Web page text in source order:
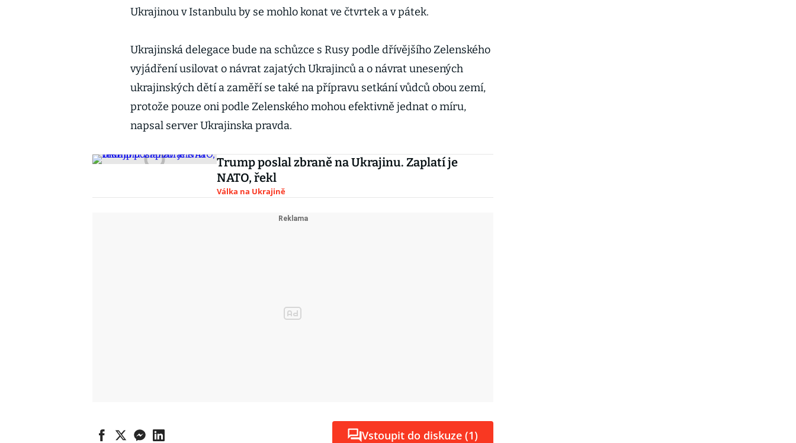
Ukrajinou v Istanbulu by se mohlo konat ve čtvrtek a v pátek.
Ukrajinská delegace bude na schůzce s Rusy podle dřívějšího Zelenského
vyjádření usilovat o návrat zajatých Ukrajinců a o návrat unesených
ukrajinských dětí a zaměří se také na přípravu setkání vůdců obou zemí,
protože pouze oni podle Zelenského mohou efektivně jednat o míru,
napsal server Ukrajinska pravda.
Trump poslal zbraně na Ukrajinu. Zaplatí je
NATO, řekl
Válka na Ukrajině
Vstoupit do diskuze (1)